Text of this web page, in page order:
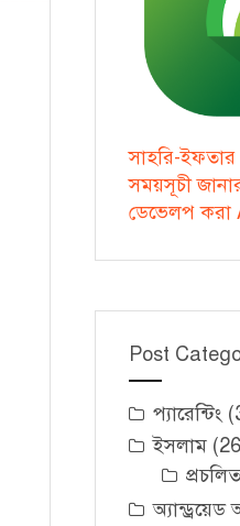
সাহরি-
সময়সূচী
ডেভেলপ করা
Post
প্যারেন্টিং
ইসলাম